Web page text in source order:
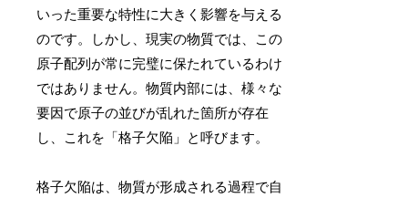
いった重要な特性に大きく影響を与える
のです。しかし、現実の物質では、この
原子配列が常に完璧に保たれているわけ
ではありません。物質内部には、様々な
要因で原子の並びが乱れた箇所が存在
し、これを「格子欠陥」と呼びます。
格子欠陥は、物質が形成される過程で自